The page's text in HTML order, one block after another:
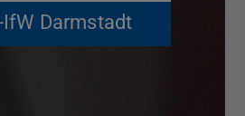
IfW Darmstadt